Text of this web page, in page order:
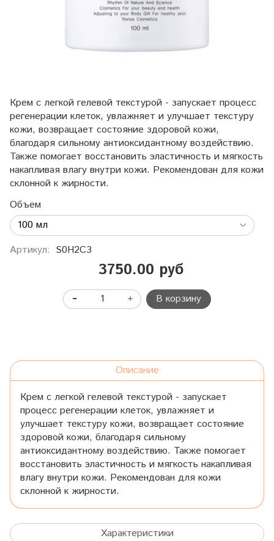
Крем с легкой гелевой текстурой - запускает процесс
регенерации клеток, увлажняет и улучшает текстуру
кожи, возвращает состояние здоровой кожи,
благодаря сильному антиоксидантному воздействию.
Также помогает восстановить эластичность и мягкость
накапливая влагу внутри кожи. Рекомендован для кожи
склонной к жирности.
Объем
Артикул: S0H2C3
3750.00 руб
В корзину
Описание
Крем с легкой гелевой текстурой - запускает
процесс регенерации клеток, увлажняет и
улучшает текстуру кожи, возвращает состояние
здоровой кожи, благодаря сильному
антиоксидантному воздействию. Также помогает
восстановить эластичность и мягкость накапливая
влагу внутри кожи. Рекомендован для кожи
склонной к жирности.
Характеристики